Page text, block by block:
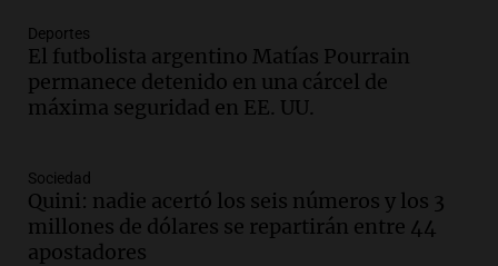
Audio.
recuerdo del paso de Juan Pablo II: "Te
traspasaba con la mirada"
Amamos los Domingos
Audio.
un imperdible cordobés para los
amantes de la astronomía
Amamos los Domingos
Deportes
El futbolista argentino Matías Pourrain
permanece detenido en una cárcel de
máxima seguridad en EE. UU.
Sociedad
Quini: nadie acertó los seis números y los 3
millones de dólares se repartirán entre 44
apostadores